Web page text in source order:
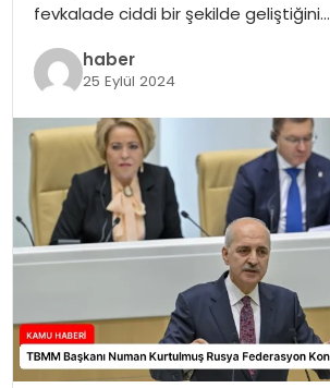
fevkalade ciddi bir şekilde geliştiğini…
haber
25 Eylül 2024